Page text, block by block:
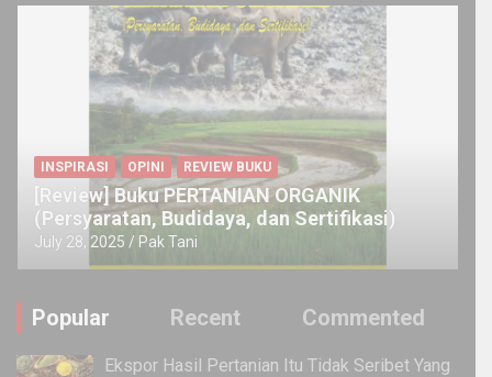
INSPIRASI OPINI REVIEW BUKU
[Review] Buku PERTANIAN ORGANIK
(Persyaratan, Budidaya, dan Sertifikasi)
July 28, 2025 Pak Tani
Popular Recent Commented
Ekspor Hasil Pertanian Itu Tidak Seribet Yang